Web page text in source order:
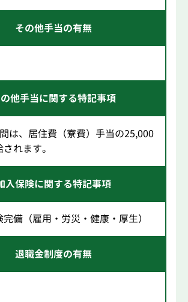
その他手当の有無
他手当に関する特記事項
は、居住費（寮費）手当の25,000
れます。
入保険に関する特記事項
備（雇用・労災・健康・厚生）
退職金制度の有無